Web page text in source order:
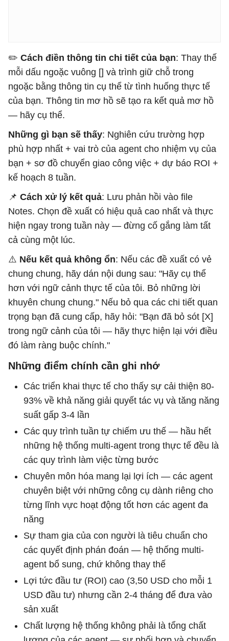
✏️ ​​ Cách điền thông tin chi tiết của bạn: Thay thế
mỗi dấu ngoặc vuông [] và trình giữ chỗ trong
ngoặc bằng thông tin cụ thể từ tình huống thực tế
của bạn. Thông tin mơ hồ sẽ tạo ra kết quả mơ hồ
— hãy cụ thể.
Những gì bạn sẽ thấy: Nghiên cứu trường hợp
phù hợp nhất + vai trò của agent cho nhiệm vụ của
bạn + sơ đồ chuyển giao công việc + dự báo ROI +
kế hoạch 8 tuần.
📌 Cách xử lý kết quả: Lưu phản hồi vào file
Notes. Chọn đề xuất có hiệu quả cao nhất và thực
hiện ngay trong tuần này — đừng cố gắng làm tất
cả cùng một lúc.
⚠️ Nếu kết quả không ổn: Nếu các đề xuất có vẻ
chung chung, hãy dán nội dung sau: "Hãy cụ thể
hơn với ngữ cảnh thực tế của tôi. Bỏ những lời
khuyên chung chung." Nếu bỏ qua các chi tiết quan
trọng bạn đã cung cấp, hãy hỏi: "Bạn đã bỏ sót [X]
trong ngữ cảnh của tôi — hãy thực hiện lại với điều
đó làm ràng buộc chính."
Những điểm chính cần ghi nhớ
Các triển khai thực tế cho thấy sự cải thiện 80-
93% về khả năng giải quyết tác vụ và tăng năng
suất gấp 3-4 lần
Các quy trình tuần tự chiếm ưu thế — hầu hết
những hệ thống multi-agent trong thực tế đều là
các quy trình làm việc từng bước
Chuyên môn hóa mang lại lợi ích — các agent
chuyên biệt với những công cụ dành riêng cho
từng lĩnh vực hoạt động tốt hơn các agent đa
năng
Sự tham gia của con người là tiêu chuẩn cho
các quyết định phán đoán — hệ thống multi-
agent bổ sung, chứ không thay thế
Lợi tức đầu tư (ROI) cao (3,50 USD cho mỗi 1
USD đầu tư) nhưng cần 2-4 tháng để đưa vào
sản xuất
Chất lượng hệ thống không phải là tổng chất